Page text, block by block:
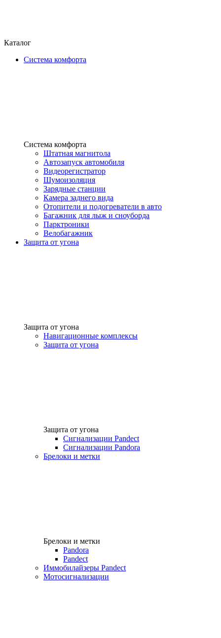
Каталог
Система комфорта
Система комфорта
Штатная магнитола
Автозапуск автомобиля
Видеорегистратор
Шумоизоляция
Зарядные станции
Камера заднего вида
Отопители и подогреватели в авто
Багажник для лыж и сноуборда
Парктроники
Велобагажник
Защита от угона
Защита от угона
Навигационные комплексы
Защита от угона
Защита от угона
Сигнализации Pandect
Сигнализации Pandora
Брелоки и метки
Брелоки и метки
Pandora
Pandect
Иммобилайзеры Pandect
Мотосигнализации